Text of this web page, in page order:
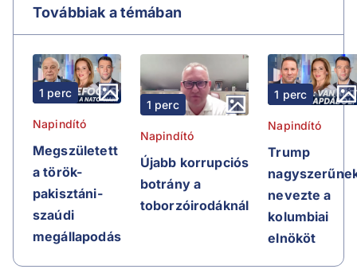
Továbbiak a témában
1 perc
Napindító
Megszületett
a török-
pakisztáni-
szaúdi
megállapodás
1 perc
Napindító
Újabb korrupciós
botrány a
toborzóirodáknál
1 perc
Napindító
Trump
nevezte a
kolumbiai
elnököt